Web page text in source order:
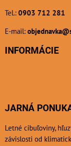
Tel.: 0903 712 281
E-mail:
INFORMÁCIE
JARNÁ
Letné cibuľoviny,
závislosti od